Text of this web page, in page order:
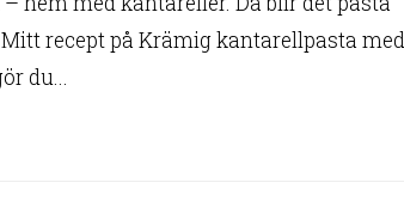
recept på Krämig kantarellpasta med
du...